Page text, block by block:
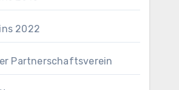
2022
Partnerschaftsverein